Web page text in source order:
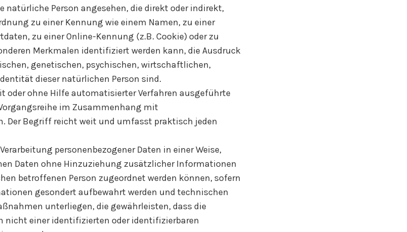
natürliche Person angesehen, die direkt oder indirekt,
zu einer Kennung wie einem Namen, zu einer
zu einer Online-Kennung (z.B. Cookie) oder zu
Merkmalen identifiziert werden kann, die Ausdruck
genetischen, psychischen, wirtschaftlichen,
dieser natürlichen Person sind.
oder ohne Hilfe automatisierter Verfahren ausgeführte
im Zusammenhang mit
Der Begriff reicht weit und umfasst praktisch jeden
personenbezogener Daten in einer Weise,
Daten ohne Hinzuziehung zusätzlicher Informationen
betroffenen Person zugeordnet werden können, sofern
gesondert aufbewahrt werden und technischen
unterliegen, die gewährleisten, dass die
nicht einer identifizierten oder identifizierbaren